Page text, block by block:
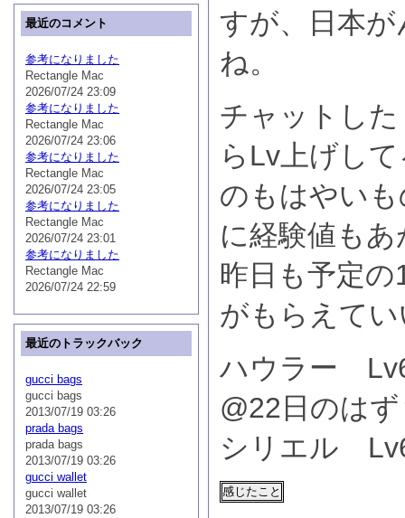
すが、日本
ね。
チャットし
らLv上げし
のもはやい
に経験値も
昨日も予定
がもらえて
ハウラー
@22日のは
シリエル
最近のコメント
参考になりました
Rectangle Mac
2026/07/24 23:09
参考になりました
Rectangle Mac
2026/07/24 23:06
参考になりました
Rectangle Mac
2026/07/24 23:05
参考になりました
Rectangle Mac
2026/07/24 23:01
参考になりました
Rectangle Mac
2026/07/24 22:59
最近のトラックバック
gucci bags
gucci bags
2013/07/19 03:26
prada bags
prada bags
2013/07/19 03:26
gucci wallet
gucci wallet
2013/07/19 03:26